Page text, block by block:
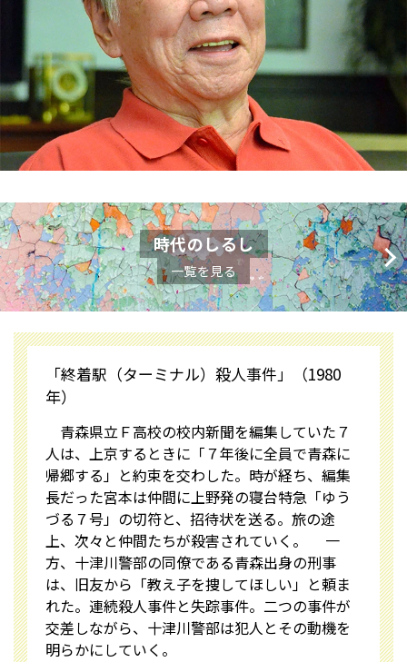
時代のしるし
一覧を見る
「終着駅（ターミナル）殺人事件」（1980
年）
青森県立Ｆ高校の校内新聞を編集していた７
人は、上京するときに「７年後に全員で青森に
帰郷する」と約束を交わした。時が経ち、編集
長だった宮本は仲間に上野発の寝台特急「ゆう
づる７号」の切符と、招待状を送る。旅の途
上、次々と仲間たちが殺害されていく。 一
方、十津川警部の同僚である青森出身の刑事
は、旧友から「教え子を捜してほしい」と頼ま
れた。連続殺人事件と失踪事件。二つの事件が
交差しながら、十津川警部は犯人とその動機を
明らかにしていく。